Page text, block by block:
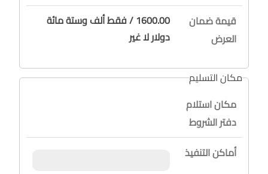
قيمة ضمان
العرض
1600.00 / فقط ألف وستة مائة
دولار لا غير
مكان التسليم
مكان استلام
دفتر الشروط
أماكن التنفيذ